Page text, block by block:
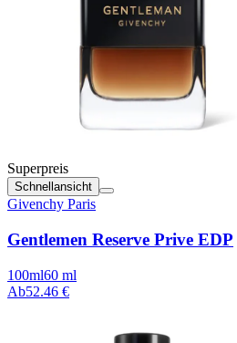
Superpreis
Schnellansicht
Givenchy Paris
Gentlemen Reserve Prive EDP
100ml60 ml
Ab52.46 €